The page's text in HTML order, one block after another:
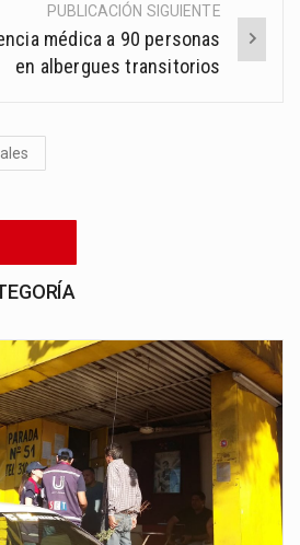
PUBLICACIÓN SIGUIENTE
médica a 90 personas
en albergues transitorios